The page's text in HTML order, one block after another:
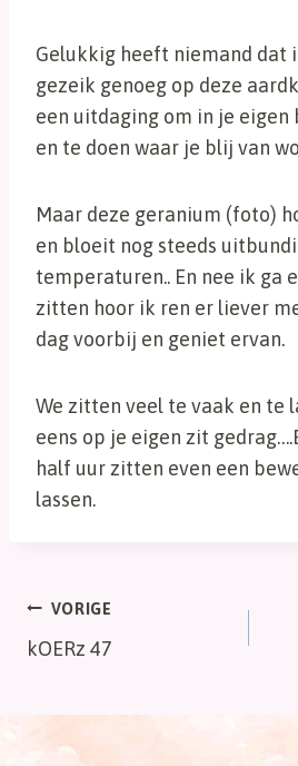
Gelukkig heeft niemand dat
gezeik genoeg op deze
een uitdaging om in je
en te doen waar je blij van
Maar deze geranium (foto)
en bloeit nog steeds
temperaturen.. En nee ik ga
zitten hoor ik ren er liever
dag voorbij en geniet ervan.
We zitten veel te vaak en te
eens op je eigen zit
half uur zitten even een
lassen.
Bericht
navigatie
VORIGE
kOERz 47